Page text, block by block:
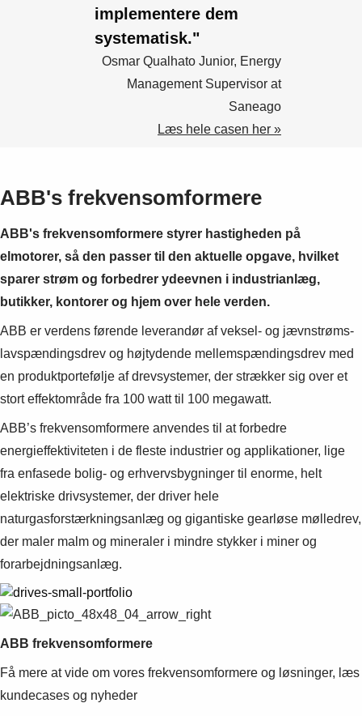
implementere dem
systematisk."
Osmar Qualhato Junior, Energy
Management Supervisor at
Saneago
Læs hele casen her »
ABB's frekvensomformere
ABB's frekvensomformere styrer hastigheden på
elmotorer, så den passer til den aktuelle opgave, hvilket
sparer strøm og forbedrer ydeevnen i industrianlæg,
butikker, kontorer og hjem over hele verden.
ABB er verdens førende leverandør af veksel- og jævnstrøms-
lavspændingsdrev og højtydende mellemspændingsdrev med
en produktportefølje af drevsystemer, der strækker sig over et
stort effektområde fra 100 watt til 100 megawatt.
ABB’s frekvensomformere anvendes til at forbedre
energieffektiviteten i de fleste industrier og applikationer, lige
fra enfasede bolig- og erhvervsbygninger til enorme, helt
elektriske drivsystemer, der driver hele
naturgasforstærkningsanlæg og gigantiske gearløse mølledrev,
der maler malm og mineraler i mindre stykker i miner og
forarbejdningsanlæg.
ABB frekvensomformere
Få mere at vide om vores frekvensomformere og løsninger, læs
kundecases og nyheder